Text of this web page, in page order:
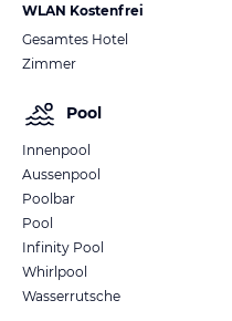
WLAN Kostenfrei
Gesamtes Hotel
Zimmer
Pool
Innenpool
Aussenpool
Poolbar
Pool
Infinity Pool
Whirlpool
Wasserrutsche